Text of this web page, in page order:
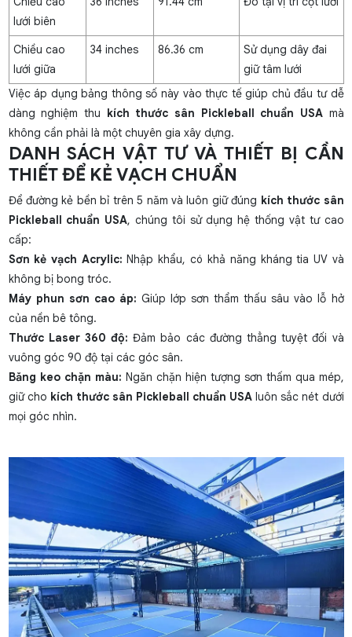
lưới biên
Chiều cao
lưới giữa
34 inches 86.36 cm
Sử dụng dây đai
giữ tâm lưới
Việc áp dụng bảng thông số này vào thực tế giúp chủ đầu tư dễ
dàng nghiệm thu kích thước sân Pickleball chuẩn USAmà
không cần phải là một chuyên gia xây dựng.
DANH SÁCH VẬT TƯ VÀ THIẾT BỊ CẦN
THIẾT ĐỂ KẺ VẠCH CHUẨN
Để đường kẻ bền bỉ trên 5 năm và luôn giữ đúng kích thước sân
Pickleball chuẩn USA, chúng tôi sử dụng hệ thống vật tư cao
cấp:
Sơn kẻ vạch Acrylic: Nhập khẩu, có khả năng kháng tia UV và
không bị bong tróc.
Máy phun sơn cao áp: Giúp lớp sơn thẩm thấu sâu vào lỗ hở
của nền bê tông.
Thước Laser 360 độ: Đảm bảo các đường thẳng tuyệt đối và
vuông góc 90 độ tại các góc sân.
Băng keo chặn màu: Ngăn chặn hiện tượng sơn thấm qua mép,
giữ cho kích thước sân Pickleball chuẩn USA luôn sắc nét dưới
mọi góc nhìn.